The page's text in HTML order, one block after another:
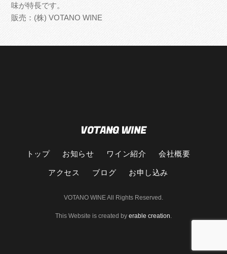
味が特長です。
販売：(株) VOTANO WINE
Back
Top
VOTANO WINE
トップ お知らせ ワイン紹介
会社概要
アクセス
ブログ お申し込み
VOTANO WINE All Rights Reserved.
This Website is created by erable creation.